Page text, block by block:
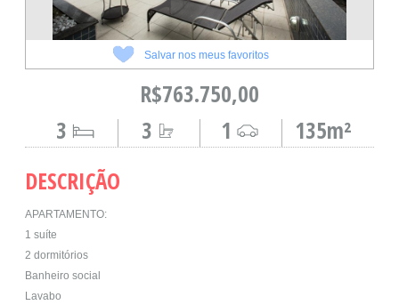
Salvar nos meus favoritos
R$763.750,00
135m²
1
3
3
DESCRIÇÃO
APARTAMENTO:
1 suíte
2 dormitórios
Banheiro social
Lavabo